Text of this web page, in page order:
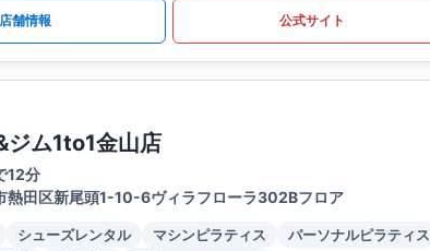
店舗情報 公式サイト
ジム1to1金山店
12分
熱田区新尾頭1-10-6ヴィラフローラ302Bフロア
シューズレンタル マシンピラティス
パーソナルピラティス